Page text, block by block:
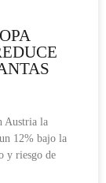
Austria la
12% bajo la
y riesgo de